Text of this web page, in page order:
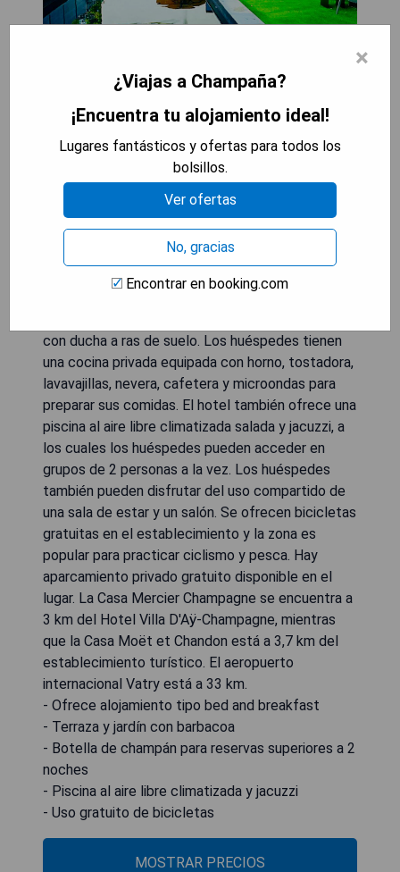
El Hotel Villa D'Aÿ-Champagne ofrece alojamiento
en régimen de bed and breakfast en Épernay.
Cuenta con una terraza y un jardín con barbacoa,
así como un parque infantil y conexión Wi-Fi
gratuita. Se ofrecerá una botella de champán para
cualquier reserva de más de 2 noches. La suite
climatizada cuenta con TV de pantalla plana con
servicios de transmisión My Canal y Netflix.
con ducha a ras de suelo. Los huéspedes tienen
una cocina privada equipada con horno, tostadora,
lavavajillas, nevera, cafetera y microondas para
preparar sus comidas. El hotel también ofrece una
piscina al aire libre climatizada salada y jacuzzi, a
los cuales los huéspedes pueden acceder en
grupos de 2 personas a la vez. Los huéspedes
también pueden disfrutar del uso compartido de
una sala de estar y un salón. Se ofrecen bicicletas
gratuitas en el establecimiento y la zona es
popular para practicar ciclismo y pesca. Hay
aparcamiento privado gratuito disponible en el
lugar. La Casa Mercier Champagne se encuentra a
3 km del Hotel Villa D'Aÿ-Champagne, mientras
que la Casa Moët et Chandon está a 3,7 km del
establecimiento turístico. El aeropuerto
internacional Vatry está a 33 km.
- Ofrece alojamiento tipo bed and breakfast
- Terraza y jardín con barbacoa
- Botella de champán para reservas superiores a 2
noches
- Piscina al aire libre climatizada y jacuzzi
- Uso gratuito de bicicletas
MOSTRAR PRECIOS
×
¿Viajas a Champaña?
¡Encuentra tu alojamiento ideal!
Lugares fantásticos y ofertas para todos los
bolsillos.
Ver ofertas
No, gracias
Encontrar en booking.com